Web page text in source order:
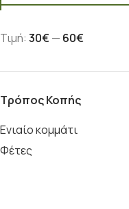
Τιμή: 30€ — 60€
Τρόπος Κοπής
Ενιαίο κομμάτι
Φέτες